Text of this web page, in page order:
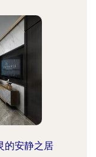
的安静之居